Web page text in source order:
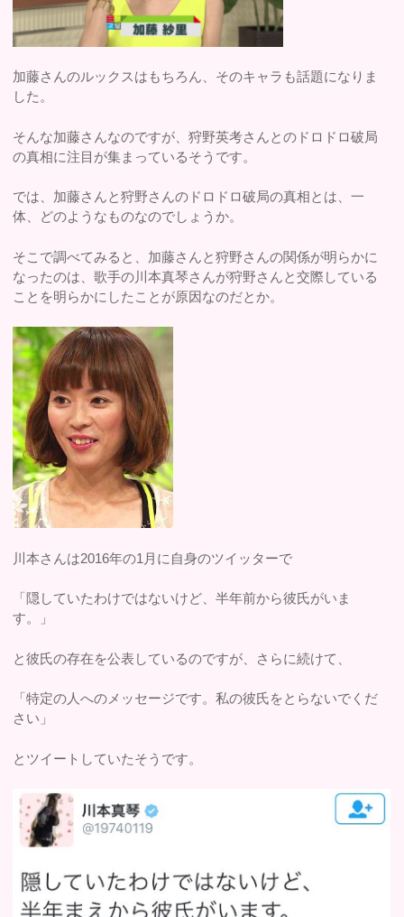
加藤さんのルックスはもちろん、そのキャラも話題になりま
した。
そんな加藤さんなのですが、狩野英考さんとのドロドロ破局
の真相に注目が集まっているそうです。
では、加藤さんと狩野さんのドロドロ破局の真相とは、一
体、どのようなものなのでしょうか。
そこで調べてみると、加藤さんと狩野さんの関係が明らかに
なったのは、歌手の川本真琴さんが狩野さんと交際している
ことを明らかにしたことが原因なのだとか。
川本さんは2016年の1月に自身のツイッターで
「隠していたわけではないけど、半年前から彼氏がいま
す。」
と彼氏の存在を公表しているのですが、さらに続けて、
「特定の人へのメッセージです。私の彼氏をとらないでくだ
さい」
とツイートしていたそうです。